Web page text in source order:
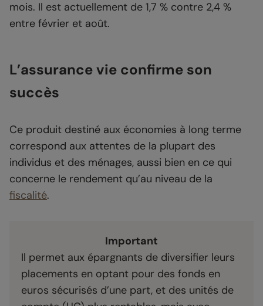
mois. Il est actuellement de 1,7 % contre 2,4 %
entre février et août.
L’assurance vie confirme son
succès
Ce produit destiné aux économies à long terme
correspond aux attentes de la plupart des
individus et des ménages, aussi bien en ce qui
concerne le rendement qu’au niveau de la
fiscalité.
Important
Il permet aux épargnants de diversifier leurs
placements en optant pour des fonds en
euros sécurisés d’une part, et des unités de